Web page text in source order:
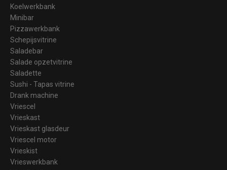
Koelwerkbank
Minibar
Pizzawerkbank
Schepijsvitrine
Saladebar
Salade opzetvitrine
Saladette
Sushi - Tapas vitrine
Drank machine
Vriescel
Vrieskast
Vrieskast glasdeur
Vriescel motor
Vrieskist
Vrieswerkbank